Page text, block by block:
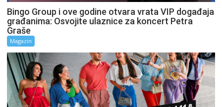
Bingo Group i ove godine otvara vrata VIP događaja
građanima: Osvojite ulaznice za koncert Petra
Graše
Magazin